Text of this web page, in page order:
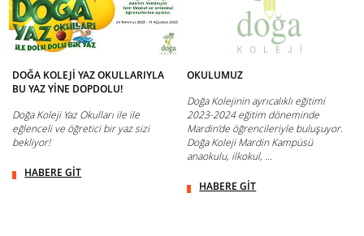
DOĞA KOLEJİ YAZ OKULLARIYLA
BU YAZ YİNE DOPDOLU!
Doğa Koleji Yaz Okulları ile ile
eğlenceli ve öğretici bir yaz sizi
bekliyor!
HABERE GİT
OKULUMUZ
Doğa Kolejinin ayrıcalıklı eğitimi
2023-2024 eğitim döneminde
Mardin’de öğrencileriyle buluşuyor.
Doğa Koleji Mardin Kampüsü
anaokulu, ilkokul, ...
HABERE GİT